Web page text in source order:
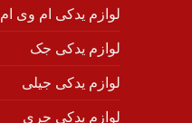
لوازم یدکی ام وی ام
لوازم یدکی جک
لوازم یدکی جیلی
لوازم یدکی چری